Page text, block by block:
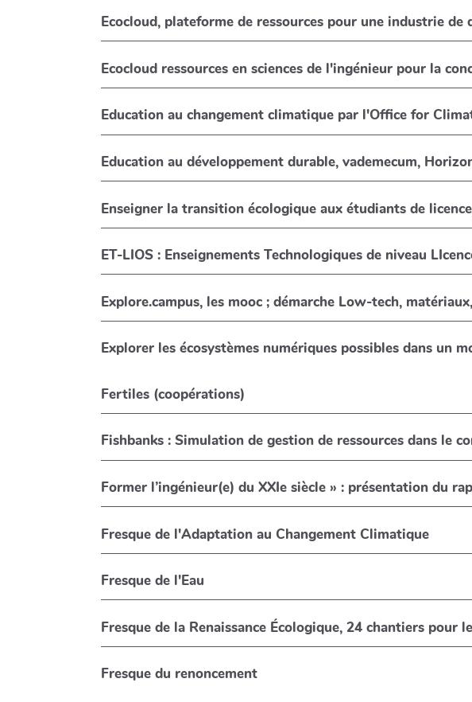
Ecocloud, plateforme de ressources pour une industrie de
Ecocloud ressources en sciences de l'ingénieur pour la
Education au changement climatique par l'Office for
Education au développement durable, vademecum,
Enseigner la transition écologique aux étudiants de
ET-LIOS : Enseignements Technologiques de niveau
Explore.campus, les mooc ; démarche Low-tech,
Explorer les écosystèmes numériques possibles dans un
Fertiles (coopérations)
Fishbanks : Simulation de gestion de ressources dans le
Former l’ingénieur(e) du XXIe siècle » : présentation du
Fresque de l'Adaptation au Changement Climatique
Fresque de l'Eau
Fresque de la Renaissance
Fresque du renoncement